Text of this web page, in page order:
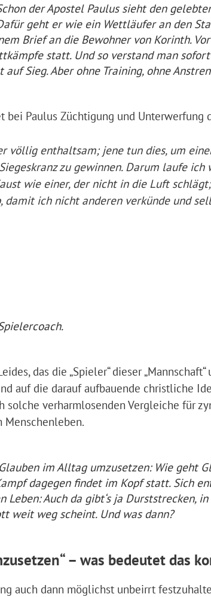
der Apostel Paulus sieht den
geht er wie ein Wettläufer an den
Brief an die Bewohner von Korinth.
statt. Und so verstand man
auf Sieg. Aber ohne Training, ohne
bei Paulus Züchtigung und Unterwerfung
völlig enthaltsam; jene tun dies, um
zu gewinnen. Darum laufe
wie einer, der nicht in die Luft
ich nicht anderen verkünde und
das die „Spieler“ dieser
auf die darauf aufbauende christliche
solche verharmlosenden Vergleiche für
Menschenleben.
im Alltag umzusetzen: Wie geht
dagegen findet im Kopf statt. Sich
Leben: Auch da gibt‘s ja Durststrecken,
weit weg scheint. Und was dann?
– was bedeutet das
auch dann möglichst unbeirrt